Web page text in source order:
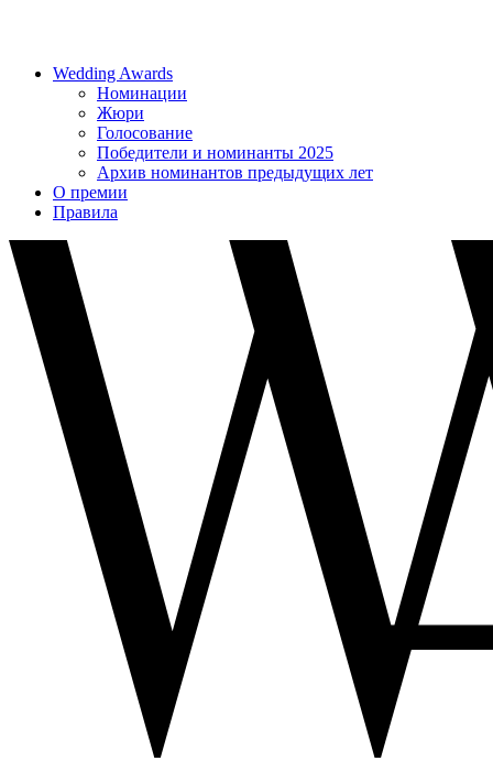
Wedding Awards
Номинации
Жюри
Голосование
Победители и номинанты 2025
Архив номинантов предыдущих лет
О премии
Правила